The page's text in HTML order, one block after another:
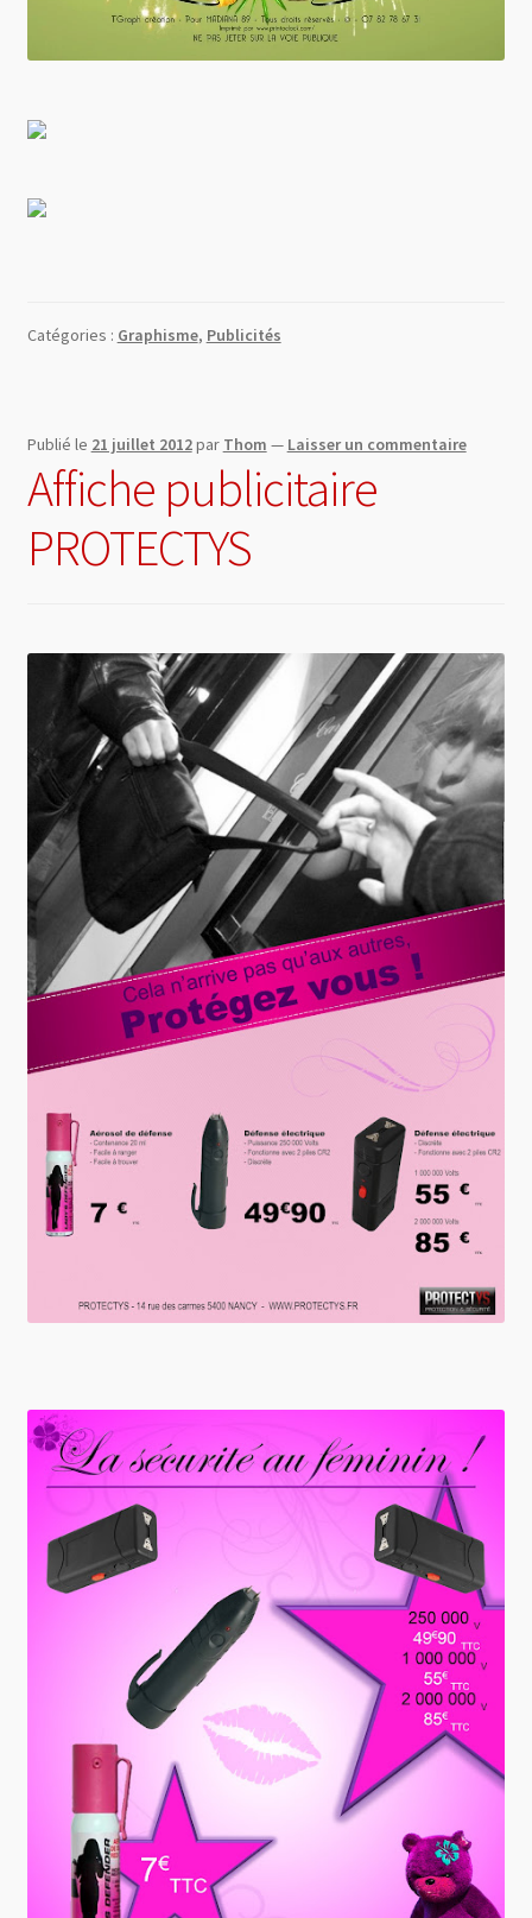
Catégories : Graphisme, Publicités
Publié le 21 juillet 2012par Thom — Laisser un commentaire
Affiche publicitaire
PROTECTYS